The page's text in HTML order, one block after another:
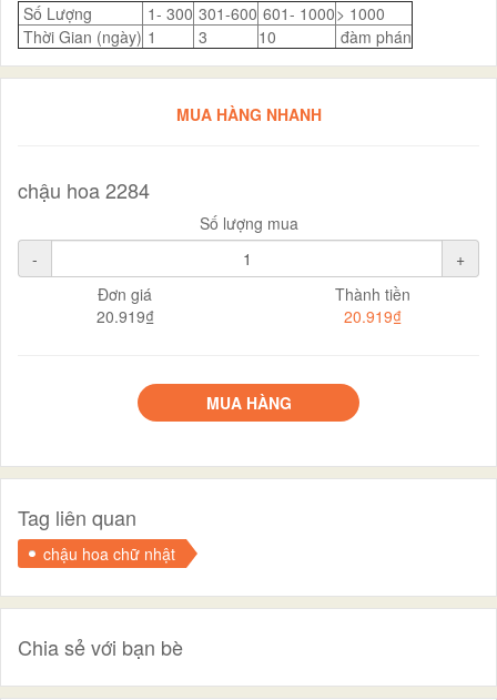
Số Lượng
1- 300 301-600 601- 1000> 1000
Thời Gian (ngày) 1 3 10 đàm phán
MUA HÀNG NHANH
chậu hoa 2284
Số lượng mua
-
+
Đơn giá
20.919₫
Thành tiền
20.919₫
MUA HÀNG
Tag liên quan
chậu hoa chữ nhật
Chia sẻ với bạn bè